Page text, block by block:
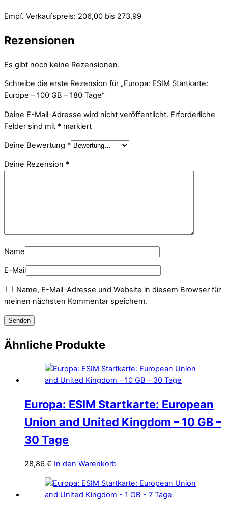
Empf. Verkaufspreis: 206,00 bis 273,99
Rezensionen
Es gibt noch keine Rezensionen.
Schreibe die erste Rezension für „Europa: ESIM Startkarte:
Europe – 100 GB – 180 Tage“
Deine E-Mail-Adresse wird nicht veröffentlicht. Erforderliche
Felder sind mit * markiert
Deine Bewertung *
Deine Rezension *
Name
E-Mail
Name, E-Mail-Adresse und Website in diesem Browser für
meinen nächsten Kommentar speichern.
Ähnliche Produkte
Europa: ESIM Startkarte: European
Union and United Kingdom – 10 GB –
30 Tage
28,86 € In den Warenkorb